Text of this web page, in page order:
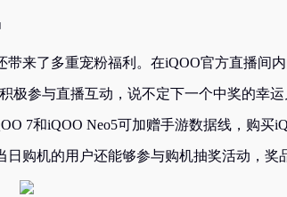
带来了多重宠粉福利。在iQOO官方直播间
极参与直播互动，说不定下一个中奖的幸
7和iQOO Neo5可加赠手游数据线，购买
日购机的用户还能够参与购机抽奖活动，奖